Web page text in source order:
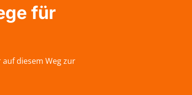
für
diesem Weg zur